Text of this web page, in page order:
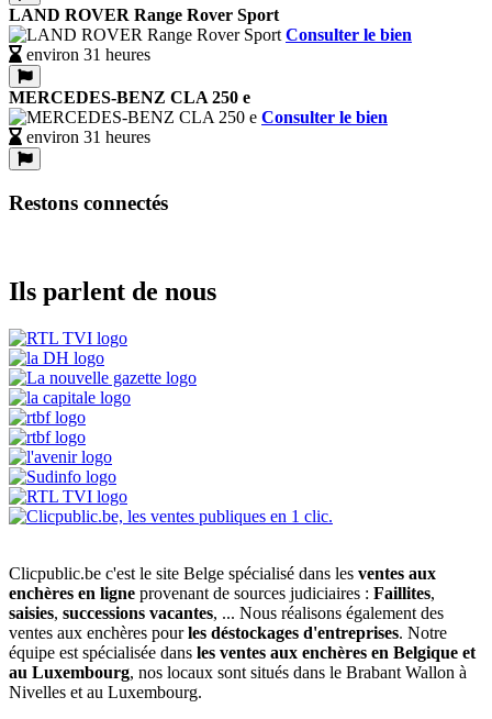
LAND ROVER Range Rover Sport
Consulter le bien
environ 31 heures
MERCEDES-BENZ CLA 250 e
Consulter le bien
environ 31 heures
Restons connectés
Ils parlent de nous
Clicpublic.be c'est le site Belge spécialisé dans les ventes aux
enchères en ligne provenant de sources judiciaires : Faillites,
saisies, successions vacantes, ... Nous réalisons également des
ventes aux enchères pourles déstockages d'entreprises. Notre
équipe est spécialisée dans les ventes aux enchères en Belgique et
au Luxembourg, nos locaux sont situés dans le Brabant Wallon à
Nivelles et au Luxembourg.